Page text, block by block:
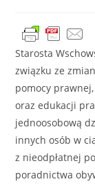
Starosta
związku ze
pomocy
oraz edukacji
jednoosobową
innych osób w
z nieodpłatnej
poradnictwa